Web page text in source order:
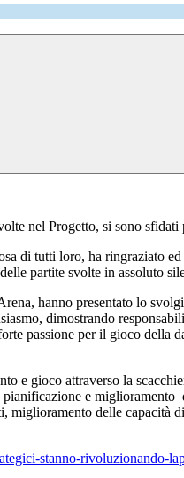
nel Progetto, si sono
di tutti loro, ha ringraziato
partite svolte in assoluto
hanno presentato lo
dimostrando
passione per il gioco
e gioco attraverso la
e
delle capacità
stanno-rivoluzionando-